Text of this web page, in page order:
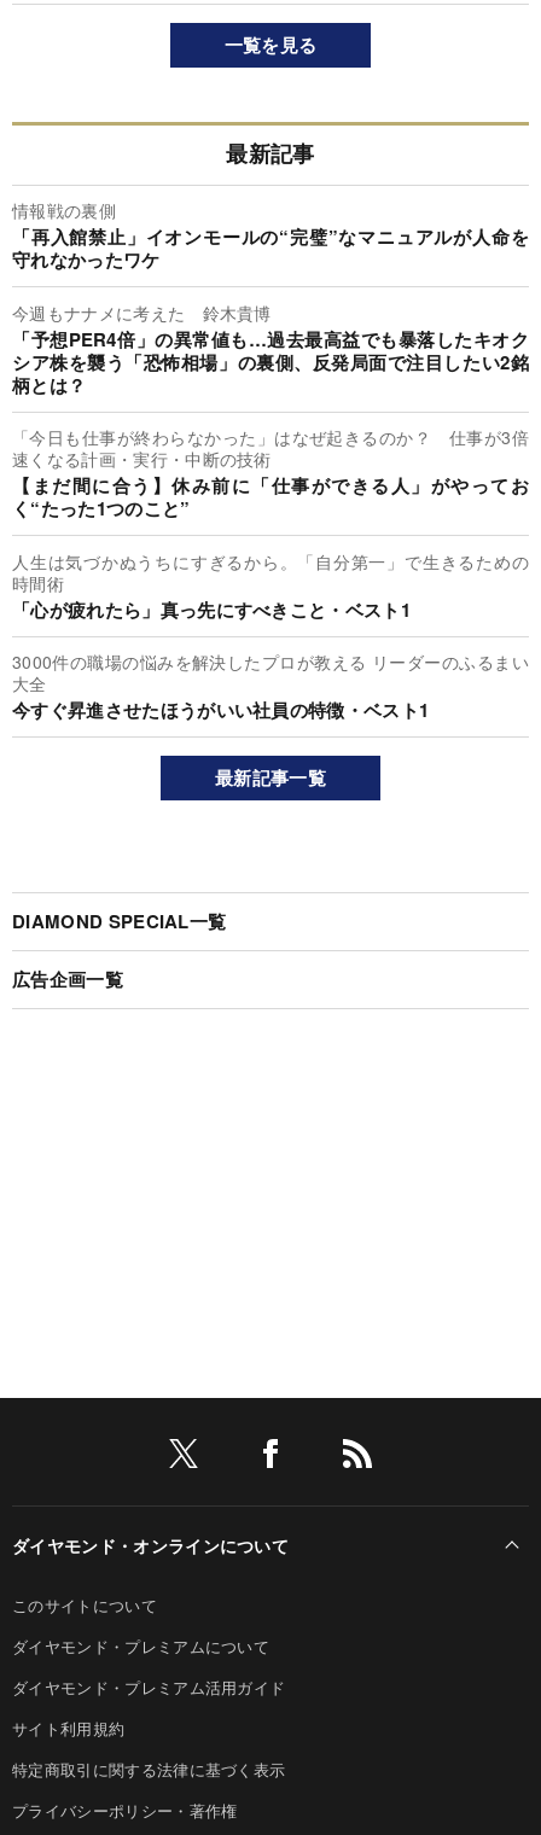
一覧を見る
最新記事
情報戦の裏側
「再入館禁止」イオンモールの“完璧”なマニュアルが人命を
守れなかったワケ
今週もナナメに考えた 鈴木貴博
「予想PER4倍」の異常値も…過去最高益でも暴落したキオク
シア株を襲う「恐怖相場」の裏側、反発局面で注目したい2銘
柄とは？
「今日も仕事が終わらなかった」はなぜ起きるのか？ 仕事が3倍
速くなる計画・実行・中断の技術
【まだ間に合う】休み前に「仕事ができる人」がやってお
く“たった1つのこと”
人生は気づかぬうちにすぎるから。「自分第一」で生きるための
時間術
「心が疲れたら」真っ先にすべきこと・ベスト1
3000件の職場の悩みを解決したプロが教える リーダーのふるまい
大全
今すぐ昇進させたほうがいい社員の特徴・ベスト1
最新記事一覧
DIAMOND SPECIAL一覧
広告企画一覧
ダイヤモンド・オンラインについて
このサイトについて
ダイヤモンド・プレミアムについて
ダイヤモンド・プレミアム活用ガイド
サイト利用規約
特定商取引に関する法律に基づく表示
プライバシーポリシー・著作権